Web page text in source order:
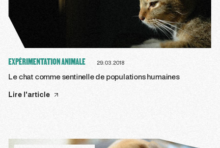
EXPÉRIMENTATION ANIMALE 29.03.2018
Le chat comme sentinelle de populations humaines
Lire l'article